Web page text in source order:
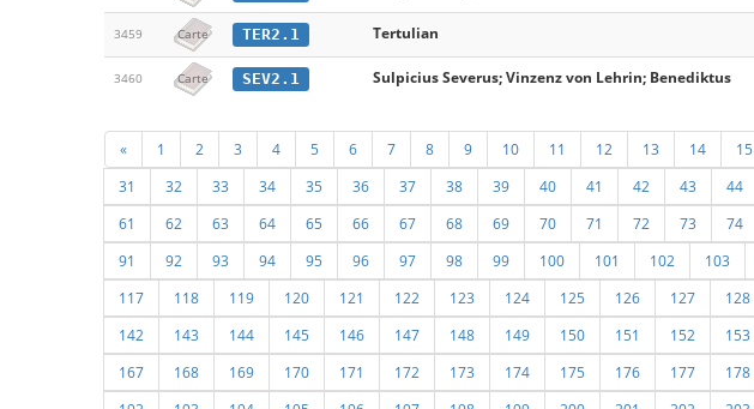
3459 Carte TER2.1 Tertulian
3460 Carte SEV2.1 Sulpicius Severus; Vinzenz von Lehrin; Benediktus
« 1 2 3 4 5 6 7 8 9 10 11 12 13 14 15
31
32 33 34 35 36 37 38 39 40 41 42 43 44
61
62 63 64 65 66 67 68 69 70 71 72 73 74
91
92 93 94 95 96 97 98 99 100 101 102 103
117
118 119 120 121 122 123 124 125 126 127 128
142
143 144 145 146 147 148 149 150 151 152 153
167
168 169 170 171 172 173 174 175 176 177 178